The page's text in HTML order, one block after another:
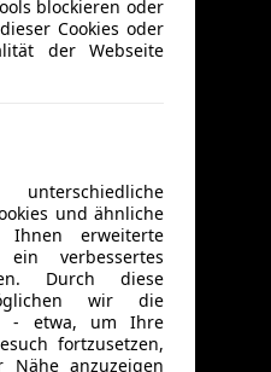
blockieren oder
Cookies oder
der Webseite
und ähnliche
erweiterte
verbessertes
Durch diese
wir die
- etwa, um Ihre
fortzusetzen,
Nähe anzuzeigen